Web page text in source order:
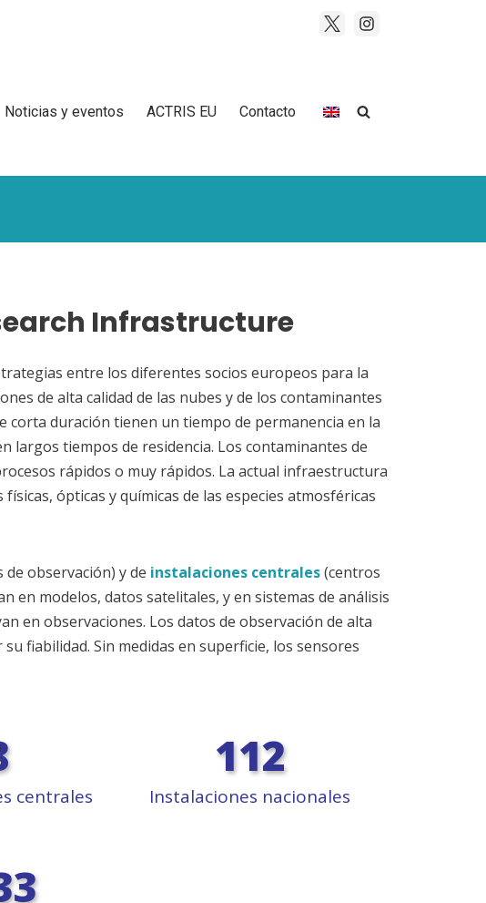
Noticias y eventos ACTRIS EU Contacto
Infrastructure
entre los diferentes socios europeos para la
de alta calidad de las nubes y de los contaminantes
corta duración tienen un tiempo de permanencia en la
largos tiempos de residencia. Los contaminantes de
rápidos o muy rápidos. La actual infraestructura
ópticas y químicas de las especies atmosféricas
de observación) y de instalaciones centrales(centros
en modelos, datos satelitales, y en sistemas de análisis
en observaciones. Los datos de observación de alta
fiabilidad. Sin medidas en superficie, los sensores
centrales
112
Instalaciones nacionales